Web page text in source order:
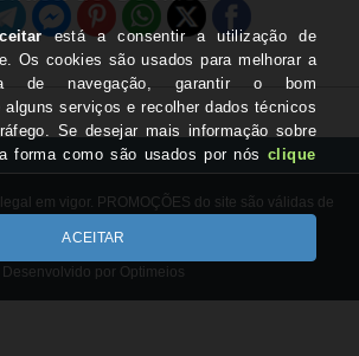
em vigor. PROMOÇÕES do site são válidas de
Copyright © BICLAS.com 2026
Desenvolvido por Optimeios